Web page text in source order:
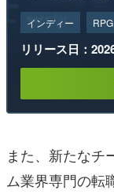
インディー RPG
リリース日：
また、新たなチ
ム業界専門の転